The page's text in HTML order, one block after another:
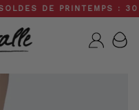
DE PRINTEMPS : 30